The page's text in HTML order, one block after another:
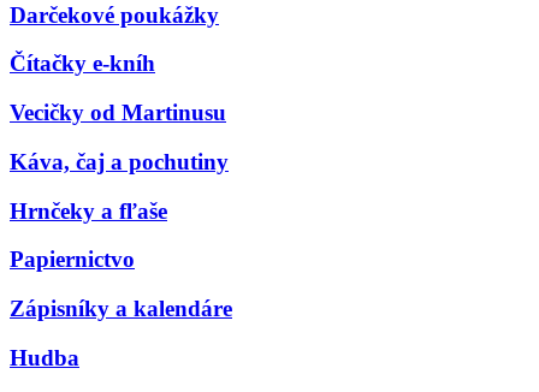
Darčekové poukážky
Čítačky e-kníh
Vecičky od Martinusu
Káva, čaj a pochutiny
Hrnčeky a fľaše
Papiernictvo
Zápisníky a kalendáre
Hudba